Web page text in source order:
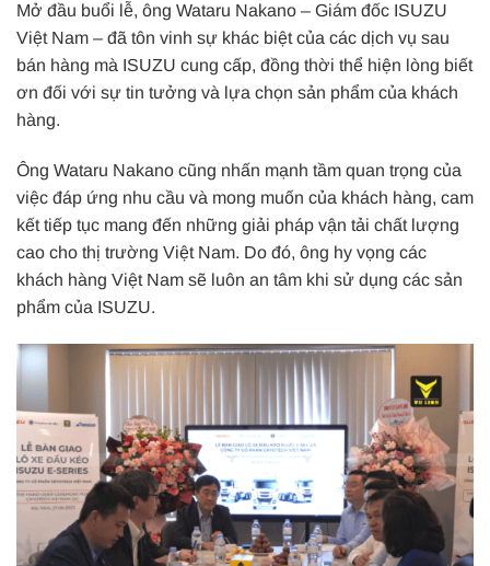
Mở đầu buổi lễ, ông Wataru Nakano – Giám đốc ISUZU
Việt Nam – đã tôn vinh sự khác biệt của các dịch vụ sau
bán hàng mà ISUZU cung cấp, đồng thời thể hiện lòng biết
ơn đối với sự tin tưởng và lựa chọn sản phẩm của khách
hàng.
Ông Wataru Nakano cũng nhấn mạnh tầm quan trọng của
việc đáp ứng nhu cầu và mong muốn của khách hàng, cam
kết tiếp tục mang đến những giải pháp vận tải chất lượng
cao cho thị trường Việt Nam. Do đó, ông hy vọng các
khách hàng Việt Nam sẽ luôn an tâm khi sử dụng các sản
phẩm của ISUZU.